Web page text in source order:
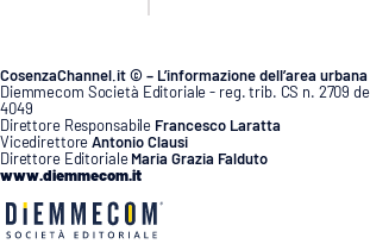
CosenzaChannel.it © – L’informazione dell’area
Diemmecom Società Editoriale - reg. trib. CS n. 2709
4049
Direttore Responsabile Francesco Laratta
VicedirettoreAntonio Clausi
Direttore Editoriale Maria Grazia Falduto
www.diemmecom.it